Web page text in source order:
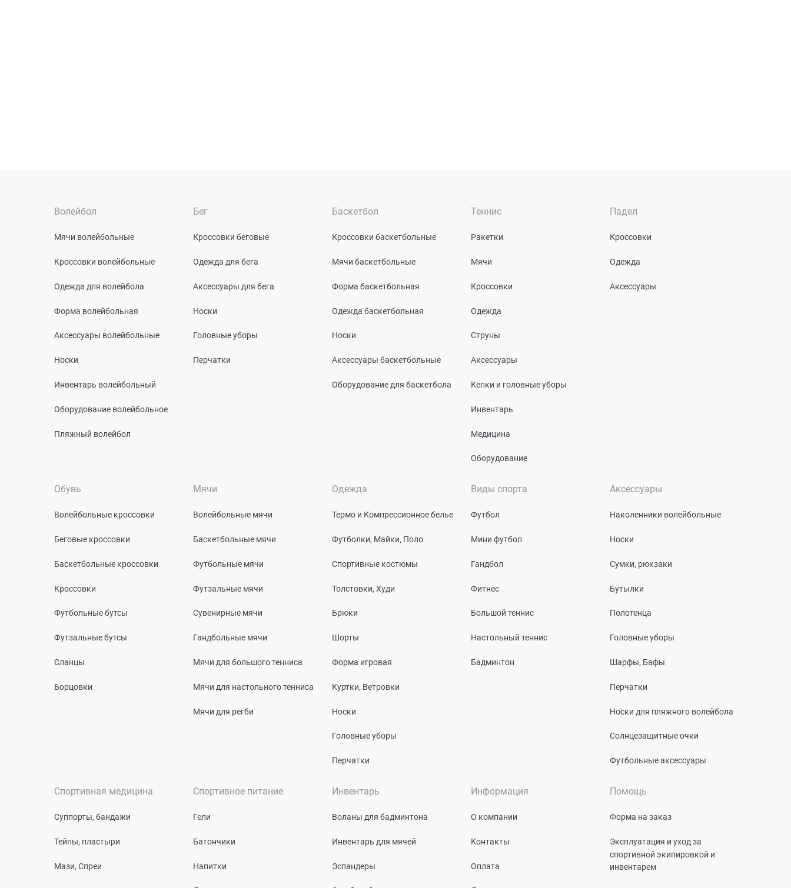
Волейбол
Мячи волейбольные
Кроссовки волейбольные
Одежда для волейбола
Форма волейбольная
Аксессуары волейбольные
Носки
Инвентарь волейбольный
Оборудование волейбольное
Пляжный волейбол
Бег
Кроссовки беговые
Одежда для бега
Аксессуары для бега
Носки
Головные уборы
Перчатки
Баскетбол
Кроссовки баскетбольные
Мячи баскетбольные
Форма баскетбольная
Одежда баскетбольная
Носки
Аксессуары баскетбольные
Оборудование для баскетбола
Теннис
Ракетки
Мячи
Кроссовки
Одежда
Струны
Аксессуары
Кепки и головные уборы
Инвентарь
Медицина
Оборудование
Падел
Кроссовки
Одежда
Аксессуары
Обувь
Волейбольные кроссовки
Беговые кроссовки
Баскетбольные кроссовки
Кроссовки
Футбольные бутсы
Футзальные бутсы
Сланцы
Борцовки
Мячи
Волейбольные мячи
Баскетбольные мячи
Футбольные мячи
Футзальные мячи
Сувенирные мячи
Гандбольные мячи
Мячи для большого тенниса
Мячи для настольного тенниса
Мячи для регби
Одежда
Термо и Компрессионное белье
Футболки, Майки, Поло
Спортивные костюмы
Толстовки, Худи
Брюки
Шорты
Форма игровая
Куртки, Ветровки
Носки
Головные уборы
Перчатки
Виды спорта
Футбол
Мини футбол
Гандбол
Фитнес
Большой теннис
Настольный теннис
Бадминтон
Аксессуары
Наколенники волейбольные
Носки
Сумки, рюкзаки
Бутылки
Полотенца
Головные уборы
Шарфы, Бафы
Перчатки
Носки для пляжного волейбола
Солнцезащитные очки
Футбольные аксессуары
Спортивная медицина
Суппорты, бандажи
Тейпы, пластыри
Мази, Спреи
Спортивное питание
Гели
Батончики
Напитки
Инвентарь
Воланы для бадминтона
Инвентарь для мячей
Эспандеры
Информация
О компании
Контакты
Оплата
Помощь
Форма на заказ
Эксплуатация и уход за
спортивной экипировкой и
инвентарем